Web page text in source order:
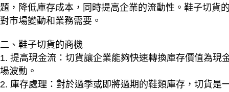
題，降低庫存成本，同時提高企業的流動性。鞋子切貨
對市場變動和業務需要。
二、鞋子切貨的商機
1. 提高現金流：切貨讓企業能夠快速轉換庫存價值為現
場波動。
2. 庫存處理：對於過季或即將過期的鞋類庫存，切貨是